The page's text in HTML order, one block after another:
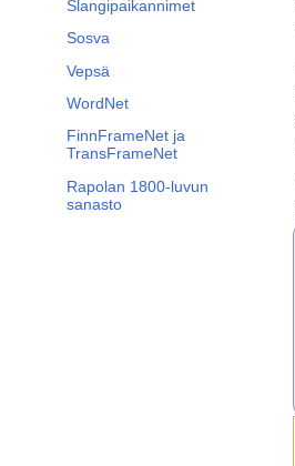
Slangipaikannimet
Sosva
Vepsä
WordNet
FinnFrameNet ja
TransFrameNet
Rapolan 1800-luvun
sanasto